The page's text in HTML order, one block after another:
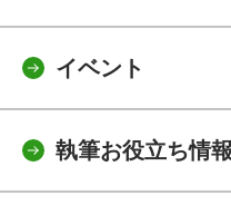
イベント
執筆お役立ち情報